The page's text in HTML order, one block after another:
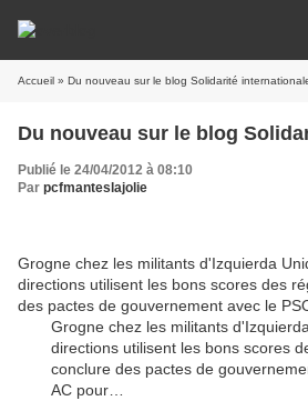
Accueil » Du nouveau sur le blog Solidarité
Du nouveau sur le blog
Publié le 24/04/2012 à 08:10
Par pcfmanteslajolie
Grogne chez les militants d'Izquierda
directions utilisent les bons scores des
des pactes de gouvernement avec le
Grogne chez les militants
directions utilisent les bons scores
conclure des pactes de
AC pour…